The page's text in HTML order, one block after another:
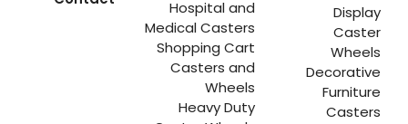
Display
Caster
Wheels
Decorative
Furniture
Casters
Hospital and
Medical Casters
Shopping Cart
Casters and
Wheels
Heavy Duty